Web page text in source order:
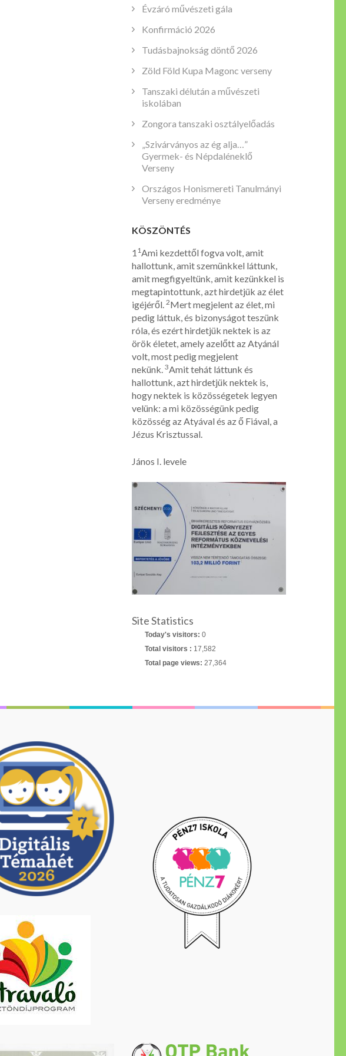
Évzáró művészeti gála
Konfirmáció 2026
Tudásbajnokság döntő 2026
Zöld Föld Kupa Magonc verseny
Tanszaki délután a művészeti
iskolában
Zongora tanszaki osztályelőadás
„Szivárványos az ég alja…”
Gyermek- és Népdaléneklő
Verseny
Országos Honismereti Tanulmányi
Verseny eredménye
KÖSZÖNTÉS
1 1Ami kezdettől fogva volt, amit
hallottunk, amit szemünkkel láttunk,
amit megfigyeltünk, amit kezünkkel is
megtapintottunk, azt hirdetjük az élet
igéjéről. 2Mert megjelent az élet, mi
pedig láttuk, és bizonyságot teszünk
róla, és ezért hirdetjük nektek is az
örök életet, amely azelőtt az Atyánál
volt, most pedig megjelent
nekünk. 3Amit tehát láttunk és
hallottunk, azt hirdetjük nektek is,
hogy nektek is közösségetek legyen
velünk: a mi közösségünk pedig
közösség az Atyával és az ő Fiával, a
Jézus Krisztussal.
János I. levele
Site Statistics
Today's visitors: 0
Total visitors : 17,582
Total page views: 27,364